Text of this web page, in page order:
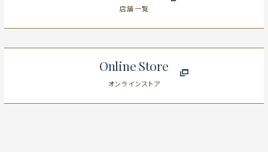
店舗一覧
Online Store
オンラインストア